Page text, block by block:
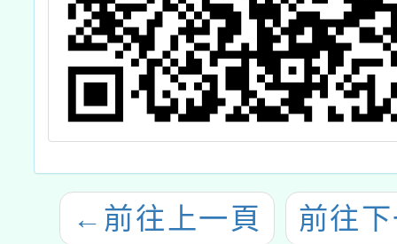
← 前往上一頁 前往